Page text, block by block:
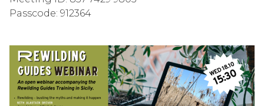
Passcode: 912364